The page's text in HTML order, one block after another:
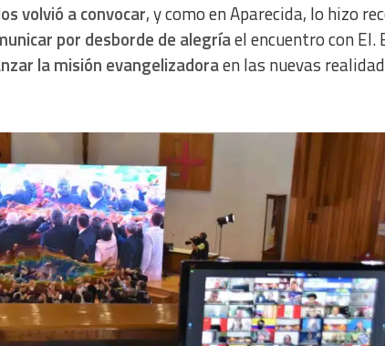
volvió a convocar, y como en Aparecida, lo hizo
por desborde de alegríael encuentro con El.
la misión evangelizadoraen las nuevas